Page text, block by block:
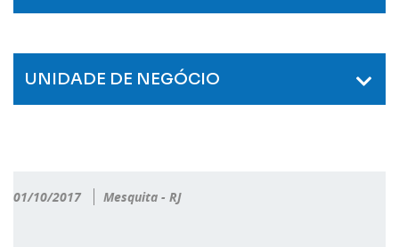
UNIDADE DE NEGÓCIO
01/10/2017 Mesquita - RJ